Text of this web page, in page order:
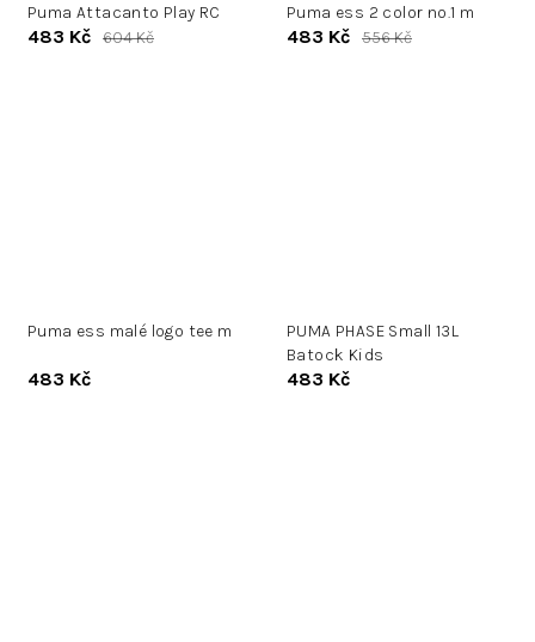
Puma Attacanto Play RC
483 Kč 604 Kč
Puma ess 2 color no.1 m
483 Kč 556 Kč
Puma ess malé logo tee m
483 Kč
PUMA PHASE Small 13L
Batock Kids
483 Kč